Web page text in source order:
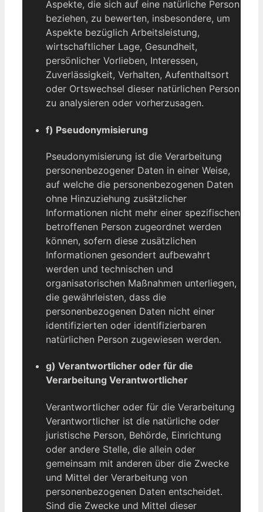
Aspekte, die sich auf eine natürliche Person
beziehen, zu bewerten, insbesondere, um
Aspekte bezüglich Arbeitsleistung,
wirtschaftlicher Lage, Gesundheit,
persönlicher Vorlieben, Interessen,
Zuverlässigkeit, Verhalten, Aufenthaltsort
oder Ortswechsel dieser natürlichen Person
zu analysieren oder vorherzusagen.
f) Pseudonymisierung
Pseudonymisierung ist die Verarbeitung
personenbezogener Daten in einer Weise,
auf welche die personenbezogenen Daten
ohne Hinzuziehung zusätzlicher
Informationen nicht mehr einer spezifischen
betroffenen Person zugeordnet werden
können, sofern diese zusätzlichen
Informationen gesondert aufbewahrt
werden und technischen und
organisatorischen Maßnahmen unterliegen,
die gewährleisten, dass die
personenbezogenen Daten nicht einer
identifizierten oder identifizierbaren
natürlichen Person zugewiesen werden.
g) Verantwortlicher oder für die
Verarbeitung Verantwortlicher
Verantwortlicher oder für die Verarbeitung
Verantwortlicher ist die natürliche oder
juristische Person, Behörde, Einrichtung
oder andere Stelle, die allein oder
gemeinsam mit anderen über die Zwecke
und Mittel der Verarbeitung von
personenbezogenen Daten entscheidet.
Sind die Zwecke und Mittel dieser